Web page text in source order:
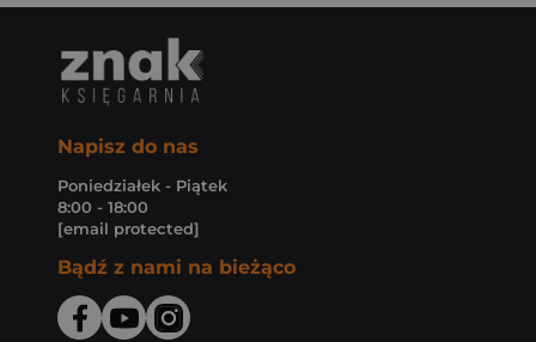
Napisz do nas
Poniedziałek - Piątek
8:00 - 18:00
[email protected]
Bądź z nami na bieżąco